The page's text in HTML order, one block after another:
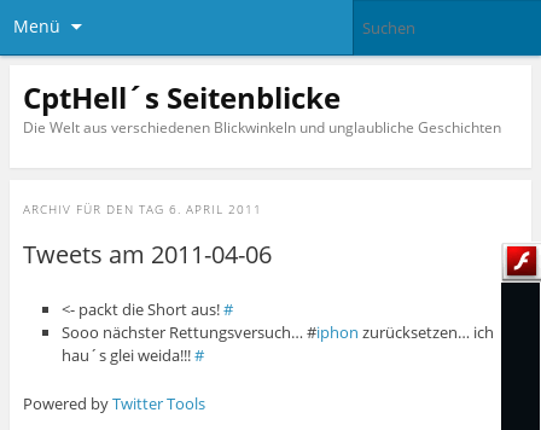
Menü
CptHell´s Seitenblicke
Die Welt aus verschiedenen Blickwinkeln und unglaubliche Geschichten
ARCHIV FÜR DEN TAG 6. APRIL 2011
Tweets am 2011-04-06
<- packt die Short aus!#
Sooo nächster Rettungsversuch… #iphon zurücksetzen… ich
hau´s glei weida!!!#
Powered byTwitter Tools